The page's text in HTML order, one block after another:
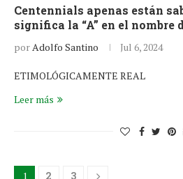
Centennials apenas están
significa la “A” en el nombre
porAdolfo Santino Jul 6, 2024
ETIMOLÓGICAMENTE REAL
Leer más
1 2 3